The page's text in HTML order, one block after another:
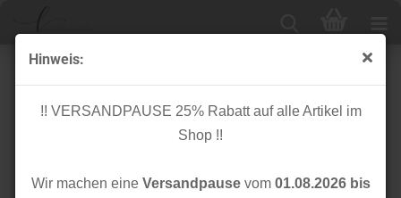
Hinweis:
!! VERSANDPAUSE 25% Rabatt auf alle Artikel im
Shop !!
Wir machen eine Versandpausevom 01.08.2026 bis
Quasten
24 pro Seite